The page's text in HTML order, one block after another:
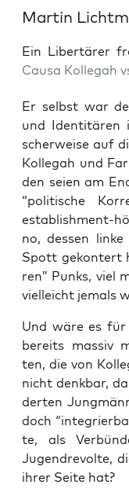
Martin
Ein Libertärer
Causa Kollegah
Er selbst war
und Iden­ti­tä­ren
scher­wei­se auf
Kol­le­gah und
den sei­en am
“poli­ti­sche
estab­lish­ment-
no, des­sen
Spott gekon­tert
ren” Punks, viel
viel­leicht jemals
Und wäre es
bereits mas­siv
ten, die von
nicht denk­bar,
der­ten
doch
te, als
Jugend­re­vol­te,
ihrer Sei­te hat?